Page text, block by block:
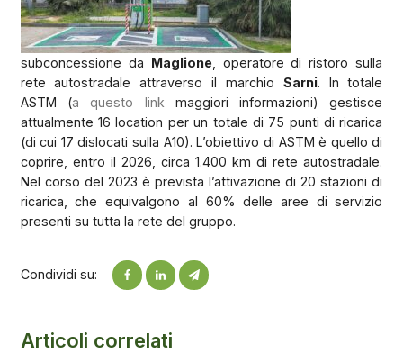
subconcessione da Maglione , operatore di ristoro sulla
rete autostradale attraverso il marchio Sarni. In totale
ASTM (a questo link maggiori informazioni) gestisce
attualmente 16 location per un totale di 75 punti di ricarica
(di cui 17 dislocati sulla A10). L’obiettivo di ASTM è quello di
coprire, entro il 2026, circa 1.400 km di rete autostradale.
Nel corso del 2023 è prevista l’attivazione di 20 stazioni di
ricarica, che equivalgono al 60% delle aree di servizio
presenti su tutta la rete del gruppo.
Condividi su:
Articoli correlati